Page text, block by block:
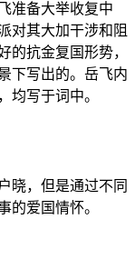
准备大举收复中
对其大加干涉和阻
的抗金复国形势，
下写出的。岳飞内
均写于词中。
晓，但是通过不同
的爱国情怀。